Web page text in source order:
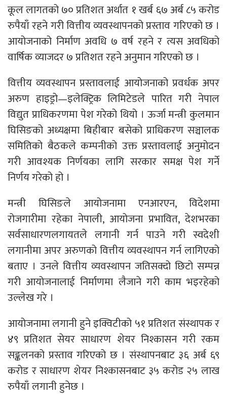
कूल लागतको ७० प्रतिशत अर्थात १ खर्ब ६७ अर्ब ८५ करोड
रुपैयाँ रहने गरी वित्तीय व्यवस्थापनको प्रस्ताव गरिएको छ ।
आयोजनाको निर्माण अवधि ७ वर्ष रहने र त्यस अवधिको
वार्षिक व्याजदर ७ प्रतिशत रहने अनुमान गरिएको छ ।
वित्तीय व्यवस्थापन प्रस्तावलाई आयोजनाको प्रवर्धक अपर
अरुण हाइड्रो—इलेक्ट्रिक लिमिटेडले पारित गरी नेपाल
विद्युत प्राधिकरणमा पेश गरेको थियो । ऊर्जा मन्त्री कुलमान
घिसिङको अध्यक्षमा बिहीबार बसेको प्राधिकरण सञ्चालक
समितिको बैठकले कम्पनीको उक्त प्रस्तावलाई अनुमोदन
गरी आवश्यक निर्णयका लागि सरकार समक्ष पेश गर्ने
निर्णय गरेको हो ।
मन्त्री घिसिङले आयोजनामा एनआरएन, विदेशमा
रोजगारीमा रहेका नेपाली, आयोजना प्रभावित, देशभरका
सर्वसाधारणलगायतले लगानी गर्न पाउने गरी स्वदेशी
लगानीमा अपर अरुणको वित्तीय व्यवस्थापन गर्न लागिएको
बताए । उनले वित्तीय व्यवस्थापन जतिसक्दो छिटो सम्पन्न
गरी आयोजनालाई निर्माणमा लैजाने गरी काम भइरहेको
उल्लेख गरे ।
आयोजनामा लगानी हुने इक्विटीको ५१ प्रतिशत संस्थापक र
४९ प्रतिशत सेयर साधारण शेयर निश्कासन गरी रकम
सङ्कलनको प्रस्ताव गरिएको छ । संस्थापनबाट ३६ अर्ब ६९
करोड र साधारण शेयर निश्कासनबाट ३५ करोड २५ लाख
रुपैयाँ लगानी हुनेछ ।